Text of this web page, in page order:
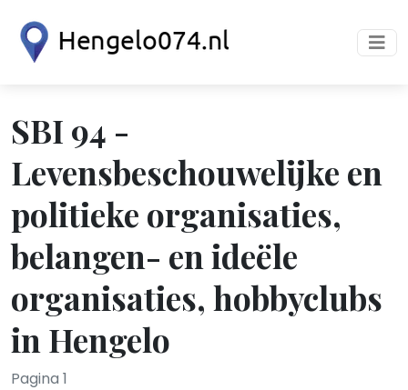
SBI 94 -
Levensbeschouwelijke en
politieke organisaties,
belangen- en ideële
organisaties, hobbyclubs
in Hengelo
Pagina 1